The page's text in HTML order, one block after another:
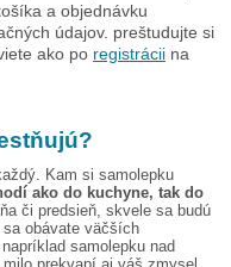
a objednávku
údajov. preštudujte si
ako po registrácii na
Kam si samolepku
ako do kuchyne, tak do
či predsieň, skvele sa budú
obávate väčších
samolepku nad